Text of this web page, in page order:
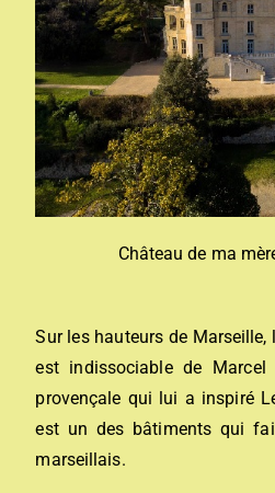
Château de ma
Sur les hauteurs de
est indissociable de Marcel
provençale qui lui a inspiré
est un des bâtiments qui
marseillais.